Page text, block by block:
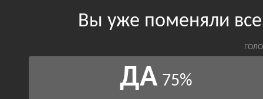
Вы уже поменяли
ДА 75%